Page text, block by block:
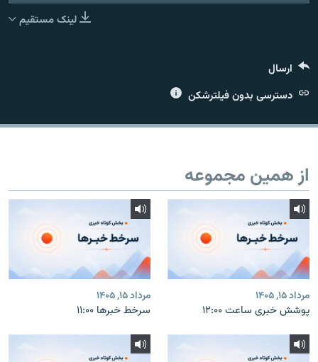
لینک مستقیم
ارسال
دسترسی بدون فیلترشکن
از همین مجموعه
مرداد ۱۵, ۱۴۰۵
پوشش خبری ساعت ۱۲:۰۰
مرداد ۱۵, ۱۴۰۵
سرخط خبرها ۱۱:۰۰